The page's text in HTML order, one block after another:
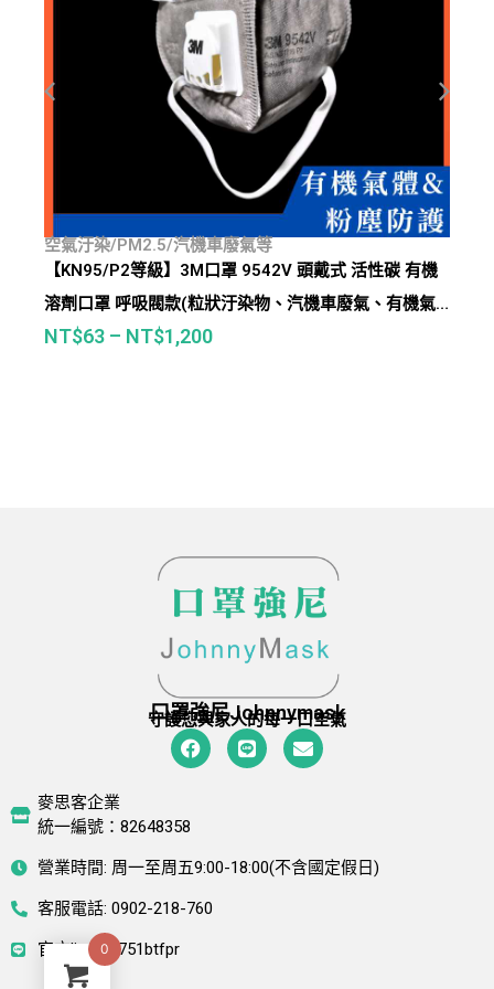
空氣汙染/PM2.5/汽機車廢氣等
【KN95/P2等級】3M口罩 9542V 頭戴式 活性碳 有機
溶劑口罩 呼吸閥款(粒狀汙染物、汽機車廢氣、有機氣
體等)
NT$63 – NT$1,200
口罩強尼Johnnymask
守護您與家人的每一口空氣
麥思客企業
統一編號：82648358
營業時間: 周一至周五9:00-18:00(不含國定假日)
客服電話: 0902-218-760
官方line: @751btfpr
0